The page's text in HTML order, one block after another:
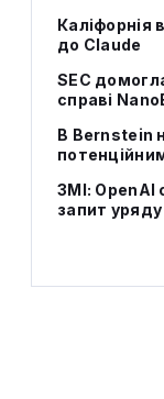
Каліфорнія
до Claude
SEC
справі
В Bernstein
ЗМІ: OpenAI
запит